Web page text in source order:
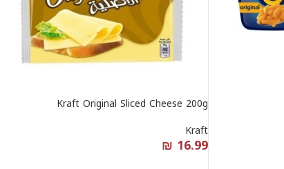
Kraft Original Sliced Cheese 200g
Kraft
₪ 16.99